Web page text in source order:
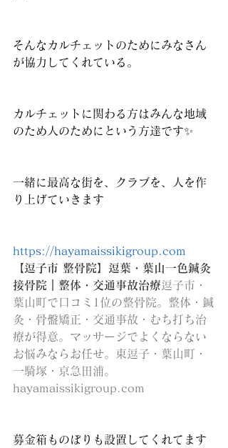
そんなカルチェットのためにみなさん
が協力してくれている。
カルチェットに関わる方はみんな地域
のため人のためにという方達です✨
一緒に最高な街を、クラブを、人を作
り上げていきます
https://hayamaissikigroup.com
【逗子市 整骨院】逗葉・葉山一色鍼灸
接骨院｜整体・交通事故治療逗子市・
葉山町で口コミ1位の整骨院。整体・鍼
灸・骨盤矯正・交通事故・むち打ち治
療が得意。マッサージでよくならない
お悩みならお任せ。東逗子・葉山町・
一騎塚・京急田浦。
hayamaissikigroup.com
募金箱ものぼりも設置してくれてます